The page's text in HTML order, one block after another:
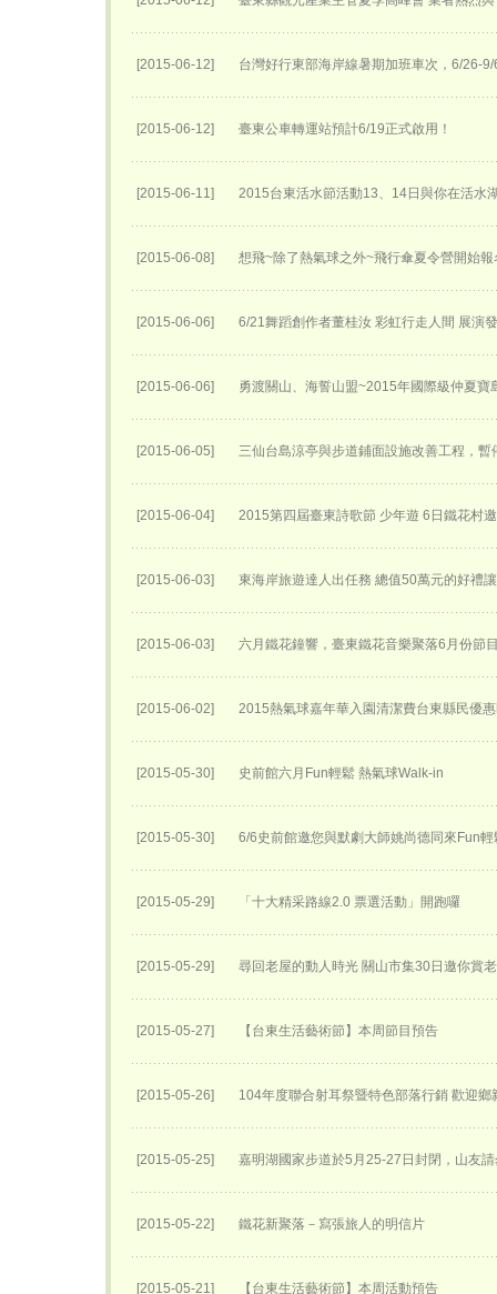
[2015-06-12] 台灣好行東部海岸線暑期加班車次，6/26-
[2015-06-12] 臺東公車轉運站預計6/19正式啟用！
[2015-06-11] 2015台東活水節活動13、14日與你在活水
[2015-06-08] 想飛~除了熱氣球之外~飛行傘夏令營開始報
[2015-06-06] 6/21舞蹈創作者董桂汝 彩虹行走人間 展演
[2015-06-06] 勇渡關山、海誓山盟~2015年國際級仲夏寶
[2015-06-05] 三仙台島涼亭與步道鋪面設施改善工程，暫
[2015-06-04] 2015第四屆臺東詩歌節 少年遊 6日鐵花村
[2015-06-03] 東海岸旅遊達人出任務 總值50萬元的好禮
[2015-06-03] 六月鐵花鐘響，臺東鐵花音樂聚落6月份節
[2015-06-02] 2015熱氣球嘉年華入園清潔費台東縣民優
[2015-05-30] 史前館六月Fun輕鬆 熱氣球Walk-in
[2015-05-30] 6/6史前館邀您與默劇大師姚尚德同來Fun輕
[2015-05-29] 「十大精采路線2.0 票選活動」開跑囉
[2015-05-29] 尋回老屋的動人時光 關山市集30日邀你賞
[2015-05-27] 【台東生活藝術節】本周節目預告
[2015-05-26] 104年度聯合射耳祭暨特色部落行銷 歡迎鄉
[2015-05-25] 嘉明湖國家步道於5月25-27日封閉，山友
[2015-05-22] 鐵花新聚落－寫張旅人的明信片
[2015-05-21] 【台東生活藝術節】本周活動預告